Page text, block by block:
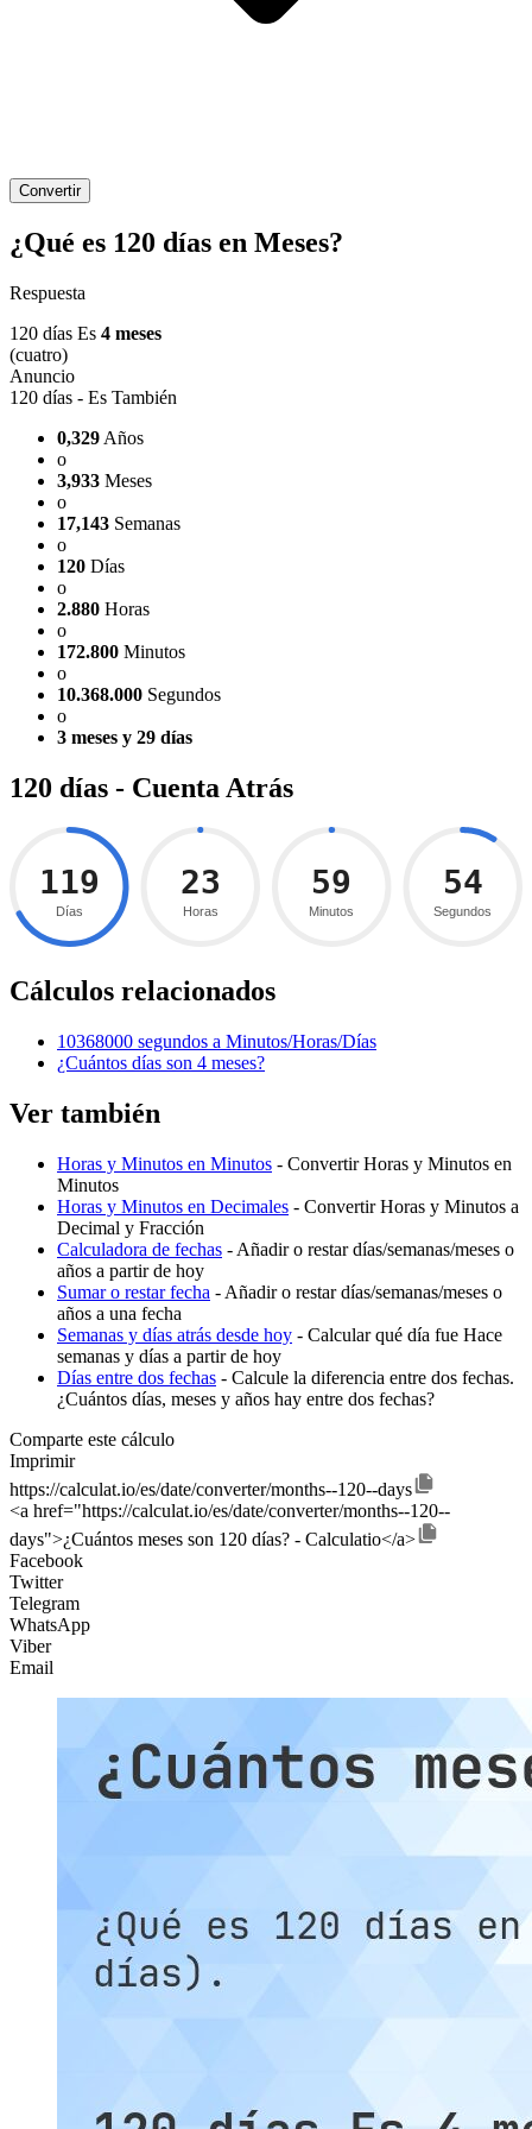
Convertir
¿Qué es 120 días en Meses?
Respuesta
120 días Es 4 meses
(cuatro)
120 días - Es También
0,329 Años
o
3,933 Meses
o
17,143 Semanas
o
120 Días
o
2.880 Horas
o
172.800 Minutos
o
10.368.000 Segundos
o
3 meses y 29 días
120 días - Cuenta Atrás
119
Días
23
Horas
59
Minutos
53
Segundos
Cálculos relacionados
10368000 segundos a Minutos/Horas/Días
¿Cuántos días son 4 meses?
Ver también
Horas y Minutos en Minutos - Convertir Horas y Minutos en
Minutos
Horas y Minutos en Decimales - Convertir Horas y Minutos a
Decimal y Fracción
Calculadora de fechas - Añadir o restar días/semanas/meses o
años a partir de hoy
Sumar o restar fecha - Añadir o restar días/semanas/meses o
años a una fecha
Semanas y días atrás desde hoy - Calcular qué día fue Hace
semanas y días a partir de hoy
Días entre dos fechas - Calcule la diferencia entre dos fechas.
¿Cuántos días, meses y años hay entre dos fechas?
Comparte este cálculo
Imprimir
https://calculat.io/es/date/converter/months--120--days
<a href="https://calculat.io/es/date/converter/months--120--
days">¿Cuántos meses son 120 días? - Calculatio</a>
Facebook
Twitter
Telegram
WhatsApp
Viber
Email